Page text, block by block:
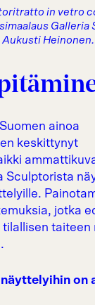
in vetro
Galleria
Aukusti Heinonen.
ainoa
keskittynyt
Sculptorista
jotka
taiteen
on